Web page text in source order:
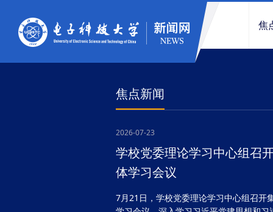
焦
焦点新闻
2026-07-23
学校召开中层干部大会
7月21日，学校召开中层干部大会，总结
年工作，部署暑期重点任务。校党委书记
萍、校长胡俊等学校领导班子成员，全体